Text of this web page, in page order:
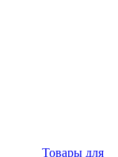
Товары для